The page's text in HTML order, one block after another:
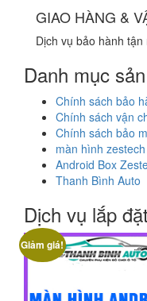
GIAO HÀNG &
Dịch vụ bảo hành tận
Danh mục
Chính sách bảo
Chính sách vận
Chính sách bảo
màn hình zestech
Android Box
Thanh Bình Auto
Dịch vụ lắp đặt
Giảm giá!